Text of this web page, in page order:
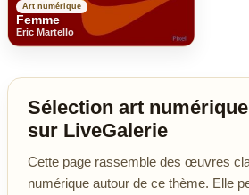
Art numérique
Femme
Eric Martello
Sélection art
sur LiveGalerie
Cette page rassemble des œuvres
numérique autour de ce thème. Elle